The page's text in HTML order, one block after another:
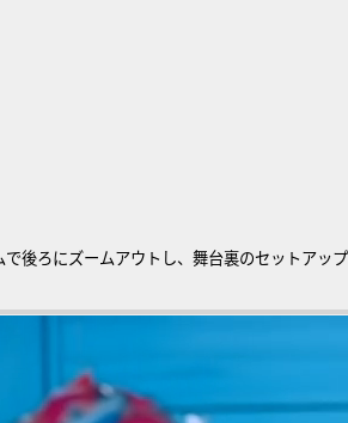
で後ろにズームアウトし、舞台裏のセットアッ